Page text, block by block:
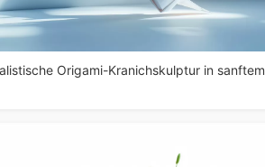
Origami-Kranichskulptur in sanftem